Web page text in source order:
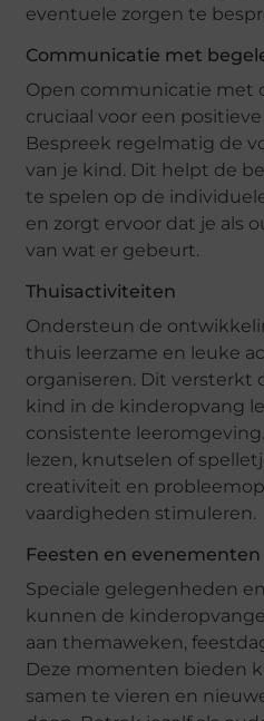
eventuele zorgen te
Communicatie met
Open communicatie met
cruciaal voor een
Bespreek regelmatig de
van je kind. Dit helpt de
te spelen op de
en zorgt ervoor dat je als
van wat er gebeurt.
Thuisactiviteiten
Ondersteun de
thuis leerzame en leuke
organiseren. Dit versterkt
kind in de kinderopvang
consistente
lezen, knutselen of
creativiteit en
vaardigheden stimuleren.
Feesten en evenementen
Speciale gelegenheden
kunnen de
aan themaweken,
Deze momenten bieden
samen te vieren en